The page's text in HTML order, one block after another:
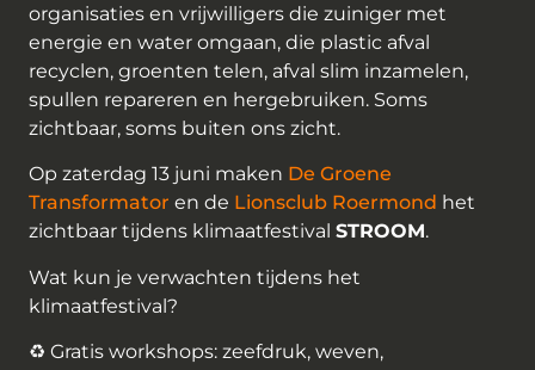
organisaties en vrijwilligers die zuiniger met
energie en water omgaan, die plastic afval
recyclen, groenten telen, afval slim inzamelen,
spullen repareren en hergebruiken. Soms
zichtbaar, soms buiten ons zicht.
Op zaterdag 13 juni maken De Groene
Transformator en de Lionsclub Roermond het
zichtbaar tijdens klimaatfestival STROOM.
Wat kun je verwachten tijdens het
klimaatfestival?
♻️ Gratis workshops: zeefdruk, weven,